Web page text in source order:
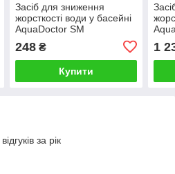
Засіб для зниження
жорсткості води у басейні
AquaDoctor SM
248₴
Купити
1
за рік